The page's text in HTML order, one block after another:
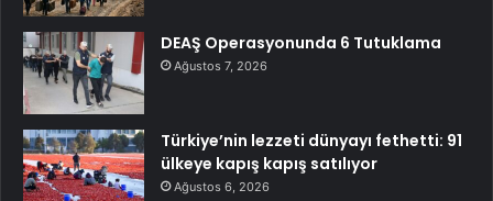
DEAŞ Operasyonunda 6 Tutuklama
Ağustos 7, 2026
Türkiye’nin lezzeti dünyayı fethetti: 91
ülkeye kapış kapış satılıyor
Ağustos 6, 2026